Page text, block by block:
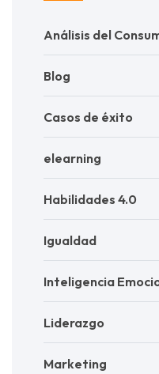
Análisis del
Blog
Casos de éxito
elearning
Habilidades 4.0
Igualdad
Inteligencia
Liderazgo
Marketing